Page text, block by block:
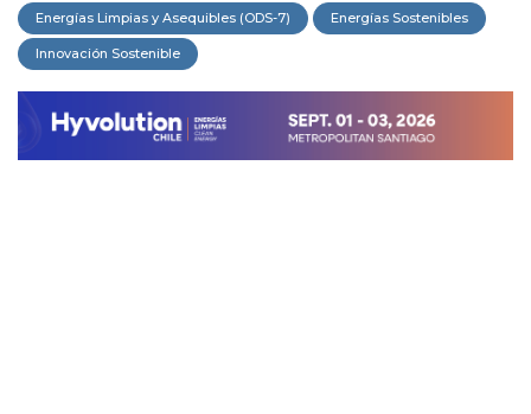
Energías Limpias y Asequibles (ODS-7) Energías Sostenibles
Innovación Sostenible